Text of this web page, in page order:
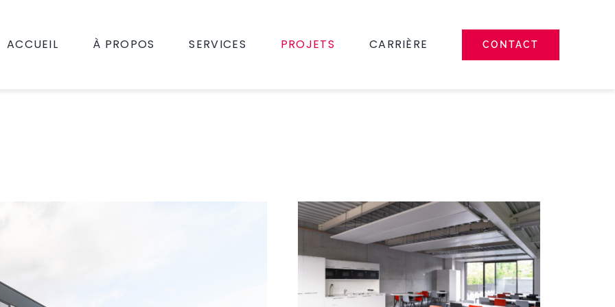
ACCUEIL À PROPOS SERVICES PROJETS CARRIÈRE CONTACT